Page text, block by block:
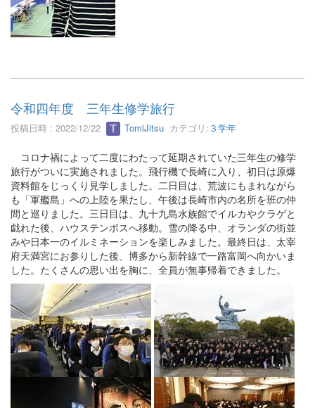
令和四年度 三年生修学旅行
投稿日時 : 2022/12/22 TomiJitsu カテゴリ: ３学年
コロナ禍によって二度にわたって延期されていた三年生の修学
旅行がついに実施されました。飛行機で長崎に入り、初日は原爆
資料館をじっくり見学しました。二日目は、荒波にもまれながら
も「軍艦島」への上陸を果たし、午後は長崎市内の名所を班の仲
間と巡りました。三日目は、九十九島水族館でイルカやクラゲと
戯れた後、ハウステンボスへ移動。雪の降る中、オランダの街並
みや日本一のイルミネーションを楽しみました。最終日は、太宰
府天満宮にお参りした後、博多から新幹線で一路富岡へ向かいま
した。たくさんの思い出を胸に、全員が無事帰着できました。